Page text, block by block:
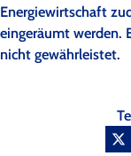
Energiewirtschaft
eingeräumt werden.
nicht gewährleistet.